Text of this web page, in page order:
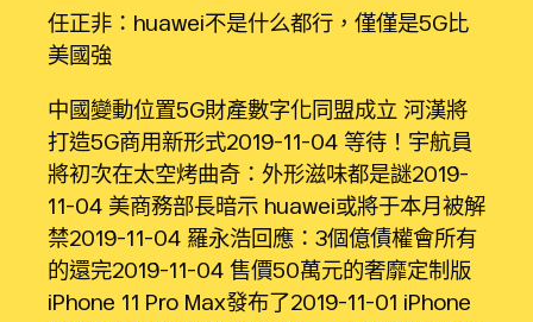
任正非：huawei不是什么都行，僅僅是5G比
美國強
中國變動位置5G財產數字化同盟成立 河漢將
打造5G商用新形式2019-11-04 等待！宇航員
將初次在太空烤曲奇：外形滋味都是謎2019-
11-04 美商務部長暗示 huawei或將于本月被解
禁2019-11-04 羅永浩回應：3個億債權會所有
的還完2019-11-04 售價50萬元的奢靡定制版
iPhone 11 Pro Max發布了2019-11-01 iPhone